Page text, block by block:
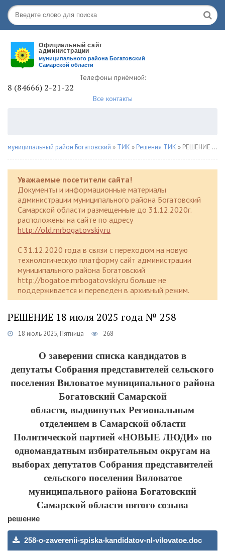
Телефоны приёмной:
8 (84666) 2-21-22
Все контакты
муниципальный район Богатовский » ТИК » Решения ТИК » РЕШЕНИЕ 18 июля 2025 года № 258
Уважаемые посетители сайта!
Документы и информационные материалы
администрации муниципального района Богатовский
Самарской области размещенные до 31.12.2020г.
расположены на сайте по адресу
http://old.mrbogatovskiy.ru
C 31.12.2020 года в связи с переходом на новую
технологическую платформу сайт администрации
муниципального района Богатовский
http://bogatoe.mrbogatovskiy.ru больше не
поддерживается и переведен в архивный режим.
РЕШЕНИЕ 18 июля 2025 года № 258
18 июль 2025, Пятница 268
О заверении списка кандидатов в
депутаты Собрания представителей сельского
поселения Виловатое муниципального района
Богатовский Самарской
области, выдвинутых Региональным
отделением в Самарской области
Политической партией «НОВЫЕ ЛЮДИ» по
одномандатным избирательным округам на
выборах депутатов Собрания представителей
сельского поселения Виловатое
муниципального района Богатовский
Самарской области пятого созыва
решение
258-o-zaverenii-spiska-kandidatov-nl-vilovatoe.doc